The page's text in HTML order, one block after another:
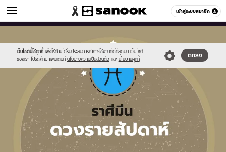
เข้าสู่ระบบสมาชิก
ดูดวง หมวดอื่นๆ
เว็บไซต์นี้ใช้คุกกี้ เพื่อให้ท่านได้รับประสบการณ์การใช้งานที่ดีที่สุดบน เว็บไซต์
ของเรา โปรดศึกษาเพิ่มเติมที่ นโยบายความเป็นส่วนตัว และ นโยบายคุกกี้
ตกลง
new-
sanook.png
horoscope-
pisces_zodia.jpg